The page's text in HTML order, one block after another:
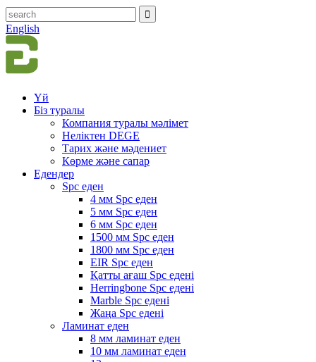
English
Үй
Біз туралы
Компания туралы мәлімет
Неліктен DEGE
Тарих және мәдениет
Көрме және сапар
Едендер
Spc еден
4 мм Spc еден
5 мм Spc еден
6 мм Spc еден
1500 мм Spc еден
1800 мм Spc еден
EIR Spc еден
Қатты ағаш Spc едені
Herringbone Spc едені
Marble Spc едені
Жаңа Spc едені
Ламинат еден
8 мм ламинат еден
10 мм ламинат еден